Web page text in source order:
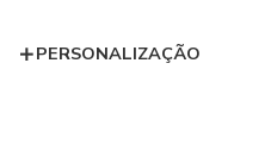
PERSONALIZAÇÃO